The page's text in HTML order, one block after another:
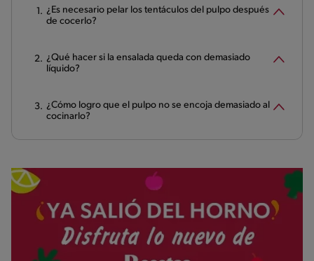
¿Es necesario pelar los tentáculos del pulpo después
de cocerlo?
¿Qué hacer si la ensalada queda con demasiado
líquido?
¿Cómo logro que el pulpo no se encoja demasiado al
cocinarlo?